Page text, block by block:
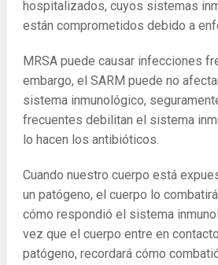
hospitalizados, cuyos sistemas
están comprometidos debido a
MRSA puede causar infecciones
embargo, el SARM puede no
sistema inmunológico,
frecuentes debilitan el sistema
lo hacen los antibióticos.
Cuando nuestro cuerpo está
un patógeno, el cuerpo lo
cómo respondió el sistema
vez que el cuerpo entre en
patógeno, recordará cómo